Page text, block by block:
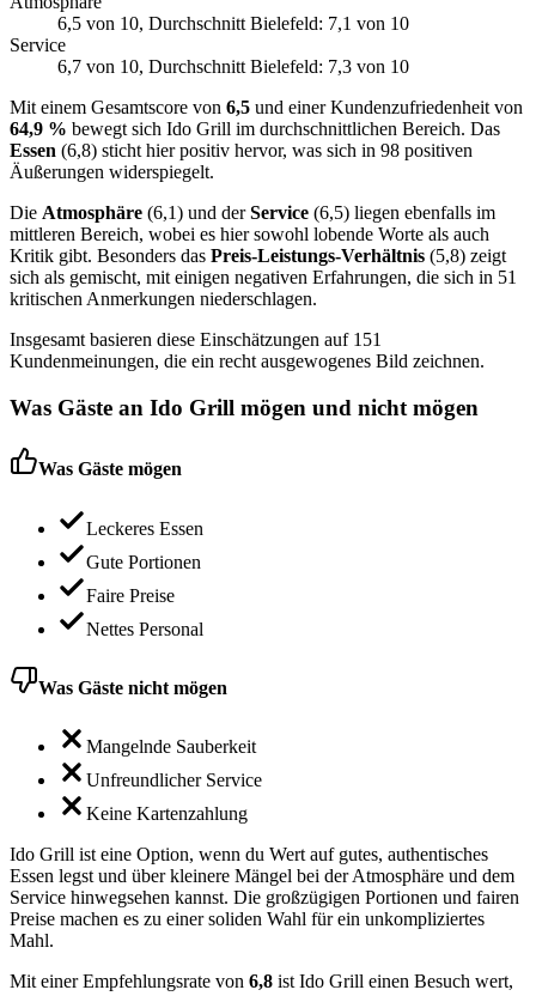
6,5 von 10, Durchschnitt Bielefeld: 7,1 von 10
Service
6,7 von 10, Durchschnitt Bielefeld: 7,3 von 10
Mit einem Gesamtscore von 6,5 und einer Kundenzufriedenheit von
64,9 % bewegt sich Ido Grill im durchschnittlichen Bereich. Das
Essen (6,8) sticht hier positiv hervor, was sich in 98 positiven
Äußerungen widerspiegelt.
Die Atmosphäre (6,1) und derService (6,5) liegen ebenfalls im
mittleren Bereich, wobei es hier sowohl lobende Worte als auch
Kritik gibt. Besonders das Preis-Leistungs-Verhältnis (5,8) zeigt
sich als gemischt, mit einigen negativen Erfahrungen, die sich in 51
kritischen Anmerkungen niederschlagen.
Insgesamt basieren diese Einschätzungen auf 151
Kundenmeinungen, die ein recht ausgewogenes Bild zeichnen.
Was Gäste an Ido Grill mögen und nicht mögen
Was Gäste mögen
Leckeres Essen
Gute Portionen
Faire Preise
Nettes Personal
Was Gäste nicht mögen
Mangelnde Sauberkeit
Unfreundlicher Service
Keine Kartenzahlung
Ido Grill ist eine Option, wenn du Wert auf gutes, authentisches
Essen legst und über kleinere Mängel bei der Atmosphäre und dem
Service hinwegsehen kannst. Die großzügigen Portionen und fairen
Preise machen es zu einer soliden Wahl für ein unkompliziertes
Mahl.
Mit einer Empfehlungsrate von 6,8 ist Ido Grill einen Besuch wert,